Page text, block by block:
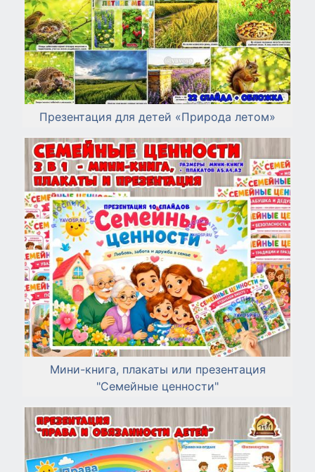
Презентация для детей «Природа летом»
Мини-книга, плакаты или презентация
"Семейные ценности"